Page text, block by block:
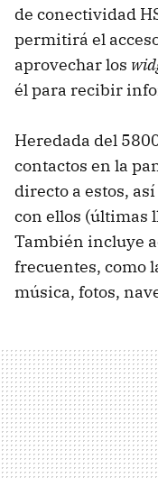
de conectividad
permitirá el
aprovechar los
él para recibir
Heredada del
contactos en la
directo a estos,
con ellos (últimas
También incluye
frecuentes, como
música, fotos,